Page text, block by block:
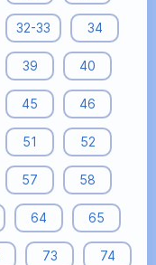
32-33 34
39 40
45 46
51 52
57 58
64 65
73 74